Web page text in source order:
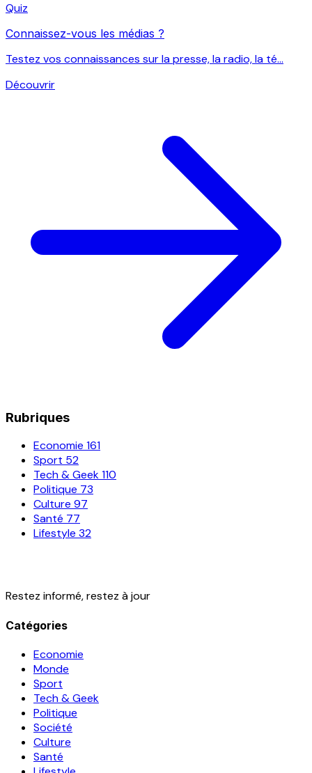
Quiz
Connaissez-vous les médias ?
Testez vos connaissances sur la presse, la radio, la té...
Découvrir
Rubriques
Economie 161
Sport 52
Tech & Geek110
Politique 73
Culture 97
Santé 77
Lifestyle 32
Restez informé, restez à jour
Catégories
Economie
Monde
Sport
Tech & Geek
Politique
Société
Culture
Santé